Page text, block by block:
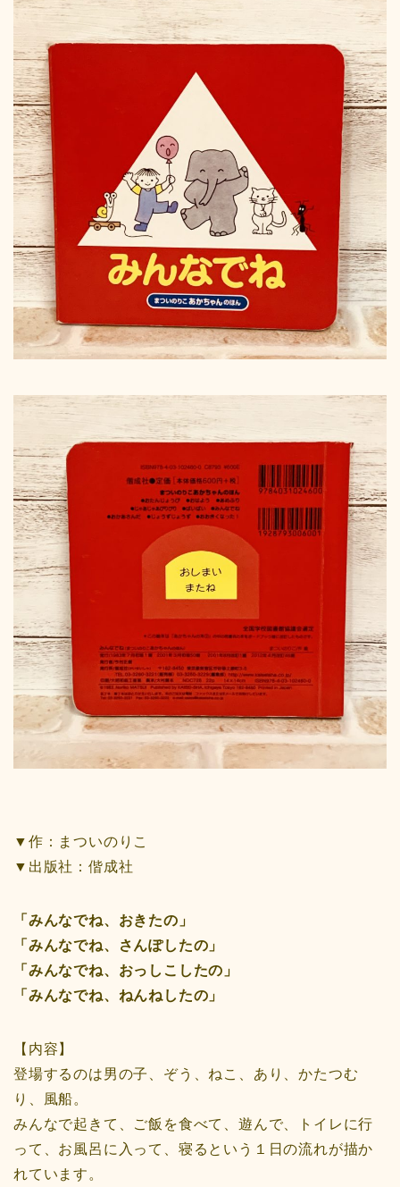
▼作：まついのりこ
▼出版社：偕成社
「みんなでね、おきたの」
「みんなでね、さんぽしたの」
「みんなでね、おっしこしたの」
「みんなでね、ねんねしたの」
【内容】
登場するのは男の子、ぞう、ねこ、あり、かたつむ
り、風船。
みんなで起きて、ご飯を食べて、遊んで、トイレに行
って、お風呂に入って、寝るという１日の流れが描か
れています。